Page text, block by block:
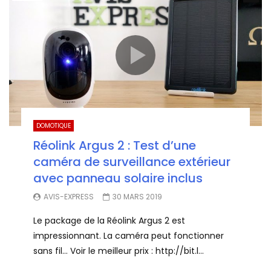
DOMOTIQUE
Réolink Argus 2 : Test d’une
caméra de surveillance extérieur
avec panneau solaire inclus
AVIS-EXPRESS 30 MARS 2019
Le package de la Réolink Argus 2 est
impressionnant. La caméra peut fonctionner
sans fil… Voir le meilleur prix : http://bit.l...